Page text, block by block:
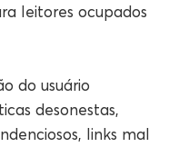
leitores ocupados
do usuário
desonestas,
links mal